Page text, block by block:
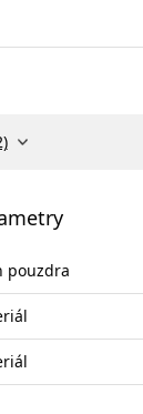
pouzdra